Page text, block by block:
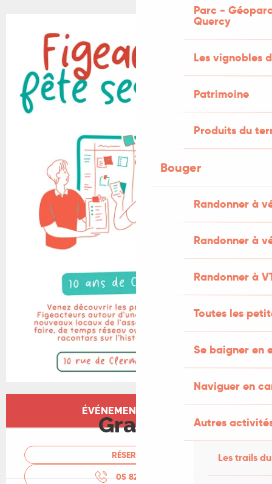
Parc -
Quercy
Les vignobles
Patrimoine
Produits du
Bouger
Randonner à
Randonner à
Randonner à
Toutes les
Se baigner en
Naviguer en
Autres
Les trails
Ouverture et coordonnées
ÉVÉNEMENT TERMINÉ
Gratuit
RÉSERVER
05 82 92 98